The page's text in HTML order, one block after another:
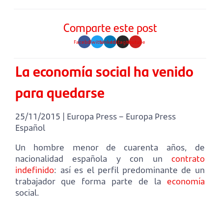
Comparte este post
FacebookTwitterLinkedinInstagramYoutube
La economía social ha venido
para quedarse
25/11/2015 | Europa Press – Europa Press
Español
Un hombre menor de cuarenta años, de
nacionalidad española y con un contrato
indefinido: así es el perfil predominante de un
trabajador que forma parte de la economía
social.